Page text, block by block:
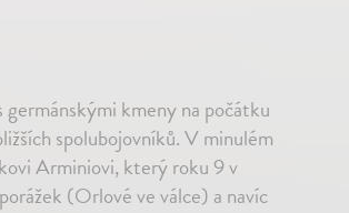
kmeny na počátku
spolubojovníků. V minulém
Arminiovi, který roku 9 v
(Orlové ve válce) a navíc